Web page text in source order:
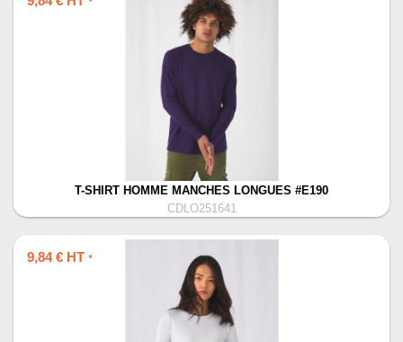
T-SHIRT HOMME MANCHES LONGUES #E190
CDLO251641
9,84 € HT *